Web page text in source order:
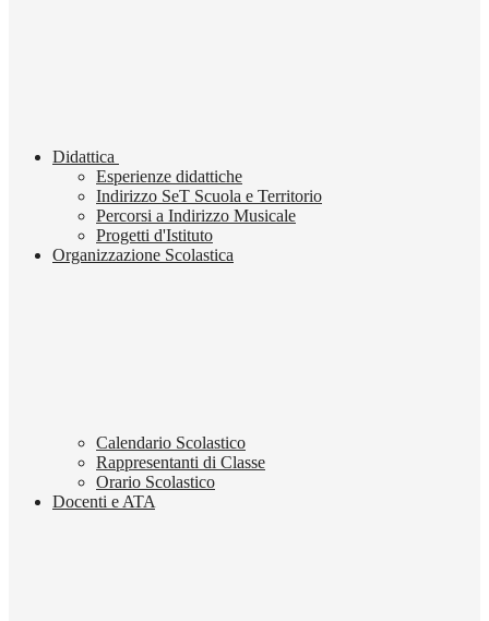
Didattica
Esperienze didattiche
Indirizzo SeT Scuola e Territorio
Percorsi a Indirizzo Musicale
Progetti d'Istituto
Organizzazione Scolastica
Calendario Scolastico
Rappresentanti di Classe
Orario Scolastico
Docenti e ATA